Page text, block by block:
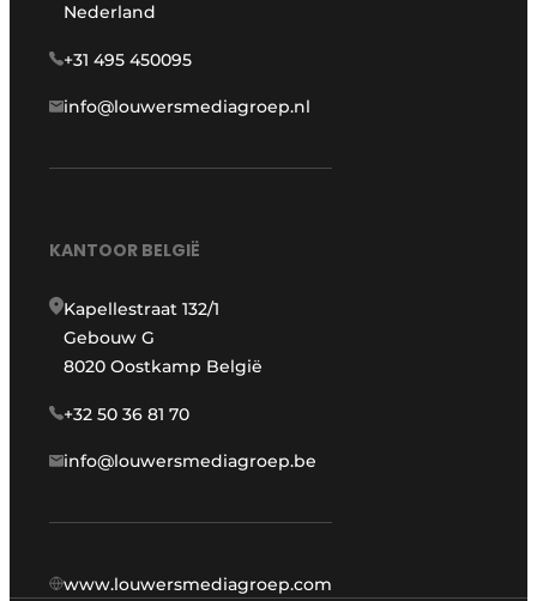
Nederland
+31 495 450095
info@louwersmediagroep.nl
KANTOOR BELGIË
Kapellestraat 132/1
Gebouw G
8020 Oostkamp België
+32 50 36 81 70
info@louwersmediagroep.be
www.louwersmediagroep.com